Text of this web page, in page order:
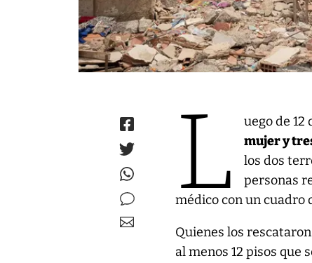
L uego de
mujer y
los dos
personas
médico con un cuadro
Quienes los
al menos 12 pisos que